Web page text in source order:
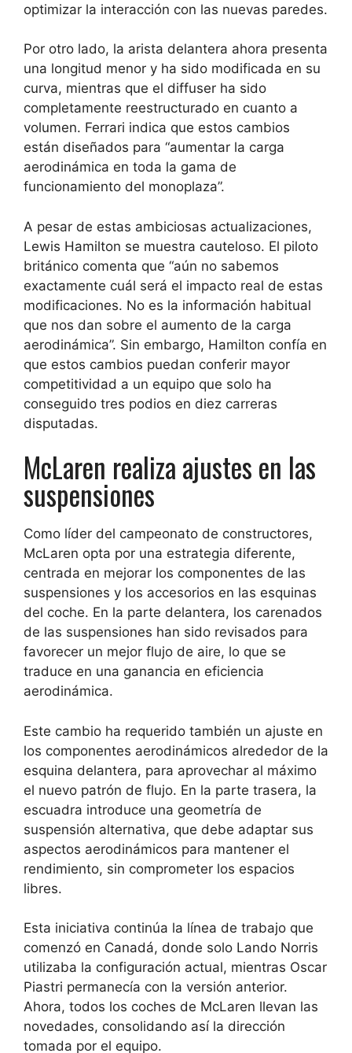
optimizar la interacción con las nuevas paredes.
Por otro lado, la arista delantera ahora presenta
una longitud menor y ha sido modificada en su
curva, mientras que el diffuser ha sido
completamente reestructurado en cuanto a
volumen. Ferrari indica que estos cambios
están diseñados para “aumentar la carga
aerodinámica en toda la gama de
funcionamiento del monoplaza”.
A pesar de estas ambiciosas actualizaciones,
Lewis Hamilton se muestra cauteloso. El piloto
británico comenta que “aún no sabemos
exactamente cuál será el impacto real de estas
modificaciones. No es la información habitual
que nos dan sobre el aumento de la carga
aerodinámica”. Sin embargo, Hamilton confía en
que estos cambios puedan conferir mayor
competitividad a un equipo que solo ha
conseguido tres podios en diez carreras
disputadas.
McLaren realiza ajustes en las
suspensiones
Como líder del campeonato de constructores,
McLaren opta por una estrategia diferente,
centrada en mejorar los componentes de las
suspensiones y los accesorios en las esquinas
del coche. En la parte delantera, los carenados
de las suspensiones han sido revisados para
favorecer un mejor flujo de aire, lo que se
traduce en una ganancia en eficiencia
aerodinámica.
Este cambio ha requerido también un ajuste en
los componentes aerodinámicos alrededor de la
esquina delantera, para aprovechar al máximo
el nuevo patrón de flujo. En la parte trasera, la
escuadra introduce una geometría de
suspensión alternativa, que debe adaptar sus
aspectos aerodinámicos para mantener el
rendimiento, sin comprometer los espacios
libres.
Esta iniciativa continúa la línea de trabajo que
comenzó en Canadá, donde solo Lando Norris
utilizaba la configuración actual, mientras Oscar
Piastri permanecía con la versión anterior.
Ahora, todos los coches de McLaren llevan las
novedades, consolidando así la dirección
tomada por el equipo.